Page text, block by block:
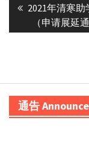
navigation
Previous
post:
2021年清寒
（申请展延通
通告